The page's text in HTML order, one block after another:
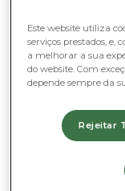
fase do ciclo
variar na forma,
referida inclui o
Em stock
Quantidade
Quantidade
-
Este website utiliza
serviços prestados, e,
a melhorar a sua
do website. Com
depende sempre da
Rejeitar